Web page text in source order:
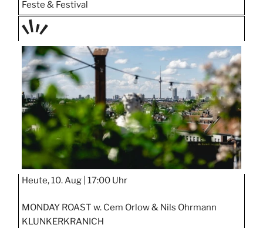
Feste & Festival
TAGE
STIPP
Heute, 10. Aug | 17:00 Uhr
MONDAY ROAST w. Cem Orlow & Nils Ohrmann
KLUNKERKRANICH